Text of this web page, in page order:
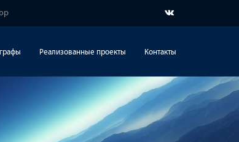
Реализованные проекты Контакты